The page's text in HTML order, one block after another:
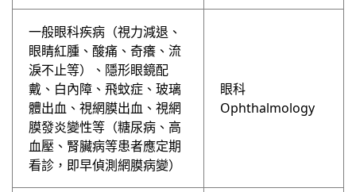
⼀般眼科疾病（視力減退、
眼睛紅腫、酸痛、奇癢、流
淚不止等）、隱形眼鏡配
戴、白內障、飛蚊症、玻璃
體出血、視網膜出血、視網
膜發炎變性等（糖尿病、高
血壓、腎臟病等患者應定期
看診，即早偵測網膜病變）
眼科
Ophthalmology